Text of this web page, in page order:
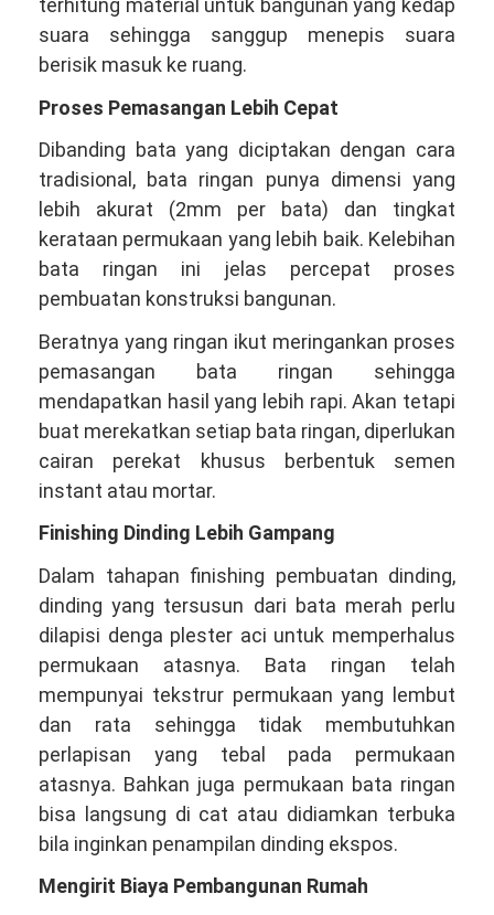
terhitung material untuk bangunan yang kedap
suara sehingga sanggup menepis suara
berisik masuk ke ruang.
Proses Pemasangan Lebih Cepat
Dibanding bata yang diciptakan dengan cara
tradisional, bata ringan punya dimensi yang
lebih akurat (2mm per bata) dan tingkat
kerataan permukaan yang lebih baik. Kelebihan
bata ringan ini jelas percepat proses
pembuatan konstruksi bangunan.
Beratnya yang ringan ikut meringankan proses
pemasangan bata ringan sehingga
mendapatkan hasil yang lebih rapi. Akan tetapi
buat merekatkan setiap bata ringan, diperlukan
cairan perekat khusus berbentuk semen
instant atau mortar.
Finishing Dinding Lebih Gampang
Dalam tahapan finishing pembuatan dinding,
dinding yang tersusun dari bata merah perlu
dilapisi denga plester aci untuk memperhalus
permukaan atasnya. Bata ringan telah
mempunyai tekstrur permukaan yang lembut
dan rata sehingga tidak membutuhkan
perlapisan yang tebal pada permukaan
atasnya. Bahkan juga permukaan bata ringan
bisa langsung di cat atau didiamkan terbuka
bila inginkan penampilan dinding ekspos.
Mengirit Biaya Pembangunan Rumah